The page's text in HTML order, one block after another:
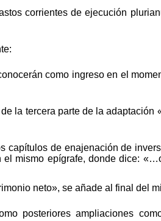
corrientes de ejecución
como ingreso en el
la tercera parte de la adaptación
capítulos de enajenación de
mismo epígrafe, donde dice:
neto», se añade al final del
posteriores ampliaciones